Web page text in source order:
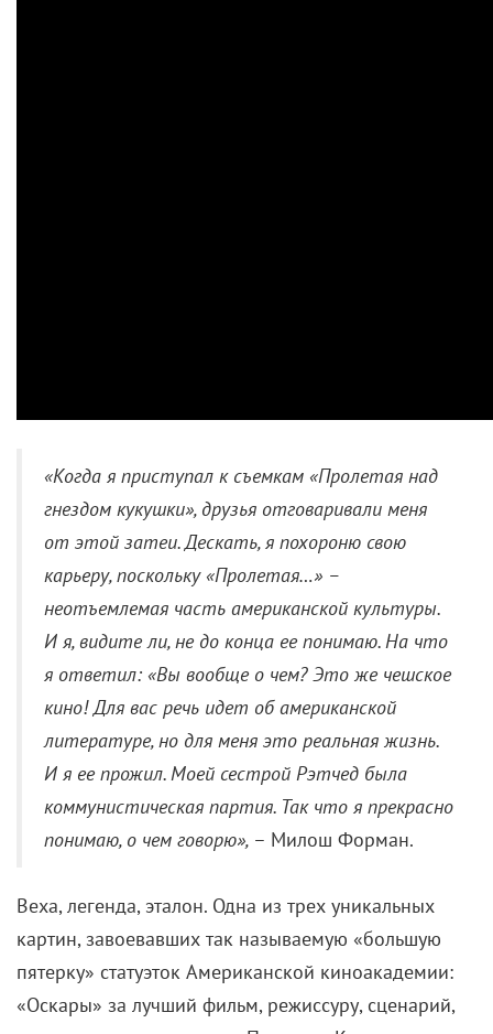
«Когда я приступал к съемкам «Пролетая над
гнездом кукушки», друзья отговаривали меня
от этой затеи. Дескать, я похороню свою
карьеру, поскольку «Пролетая…» –
неотъемлемая часть американской культуры.
И я, видите ли, не до конца ее понимаю. На что
я ответил: «Вы вообще о чем? Это же чешское
кино! Для вас речь идет об американской
литературе, но для меня это реальная жизнь.
И я ее прожил. Моей сестрой Рэтчед была
коммунистическая партия. Так что я прекрасно
понимаю, о чем говорю», – Милош Форман.
Веха, легенда, эталон. Одна из трех уникальных
картин, завоевавших так называемую «большую
пятерку» статуэток Американской киноакадемии:
«Оскары» за лучший фильм, режиссуру, сценарий,